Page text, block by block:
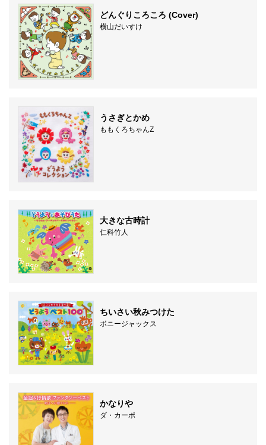
どんぐりころころ (Cover)
横山だいすけ
うさぎとかめ
ももくろちゃんZ
大きな古時計
仁科竹人
ちいさい秋みつけた
ボニージャックス
かなりや
ダ・カーポ